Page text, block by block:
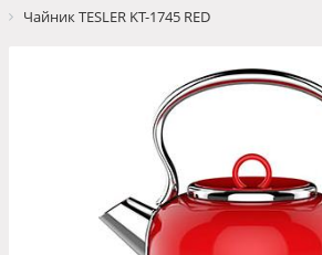
Чайник TESLER KT-1745 RED